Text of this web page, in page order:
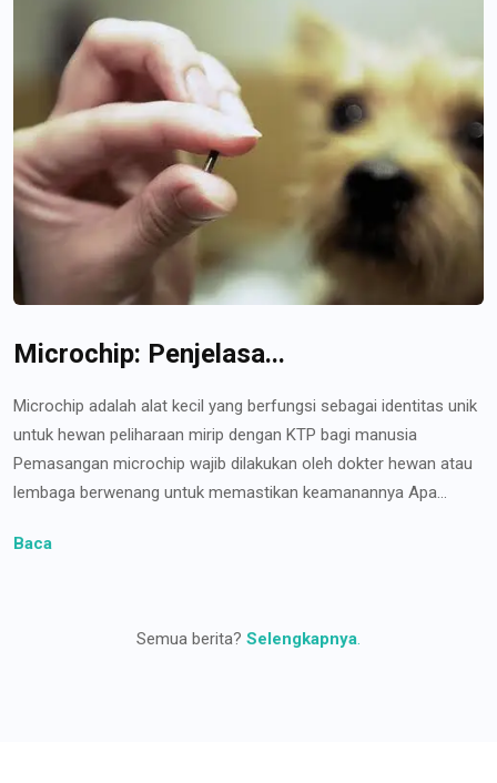
Microchip: Penjelasa...
Microchip adalah alat kecil yang berfungsi sebagai identitas unik
untuk hewan peliharaan mirip dengan KTP bagi manusia
Pemasangan microchip wajib dilakukan oleh dokter hewan atau
lembaga berwenang untuk memastikan keamanannya Apa...
Baca
Semua berita? Selengkapnya